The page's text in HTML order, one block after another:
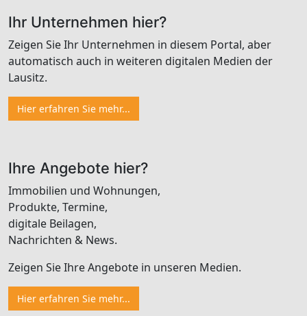
Ihr Unternehmen hier?
Zeigen Sie Ihr Unternehmen in diesem Portal, aber
automatisch auch in weiteren digitalen Medien der
Lausitz.
Hier erfahren Sie mehr...
Ihre Angebote hier?
Immobilien und Wohnungen,
Produkte, Termine,
digitale Beilagen,
Nachrichten & News.
Zeigen Sie Ihre Angebote in unseren Medien.
Hier erfahren Sie mehr...